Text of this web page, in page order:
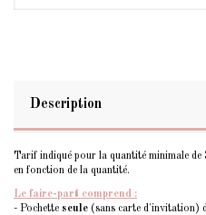
Description
Tarif indiqué pour la quantité minimale
en fonction de la quantité.
Le faire-part comprend :
- Pochette seule (sans carte d'invitation)